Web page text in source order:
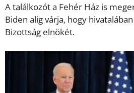
A találkozót a Fehér Ház is
Biden alig várja, hogy
Bizottság elnökét.